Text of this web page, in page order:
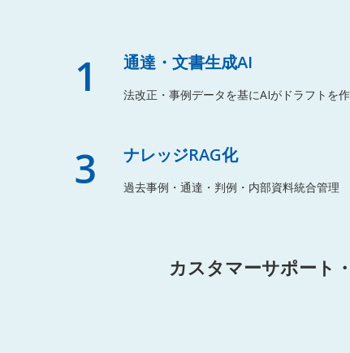
1 通達・文書生成AI
法改正・事例データを基にAIがドラフトを
3 ナレッジRAG化
過去事例・通達・判例・内部資料統合管理
カスタマーサポート